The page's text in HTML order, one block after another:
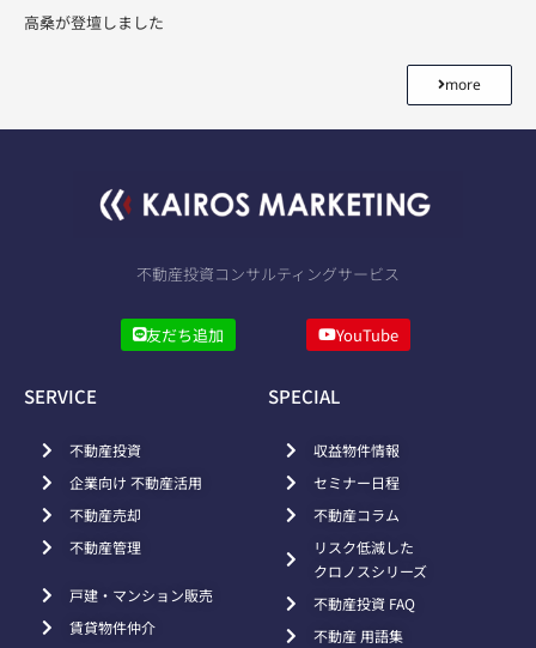
高桑が登壇しました
more
不動産投資コンサルティングサービス
友だち追加 YouTube
SERVICE
不動産投資
企業向け 不動産活用
不動産売却
不動産管理
戸建・マンション販売
賃貸物件仲介
SPECIAL
収益物件情報
セミナー日程
不動産コラム
リスク低減した
クロノスシリーズ
不動産投資 FAQ
不動産 用語集